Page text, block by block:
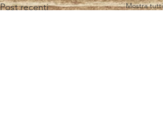
Post recenti Mostra tutti